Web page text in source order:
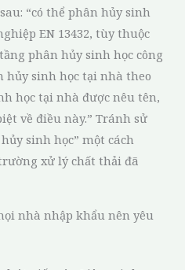
“có thể phân hủy sinh
EN 13432, tùy thuộc
phân hủy sinh học công
hủy sinh học tại nhà theo
học tại nhà được nêu tên,
về điều này.” Tránh sử
sinh học” một cách
xử lý chất thải đã
nhà nhập khẩu nên yêu